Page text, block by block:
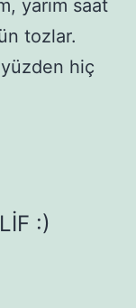
yarım saat
tozlar.
hiç
:)